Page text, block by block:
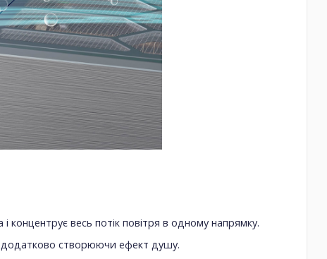
концентрує весь потік повітря в одному напрямку.
додатково створюючи ефект душу.